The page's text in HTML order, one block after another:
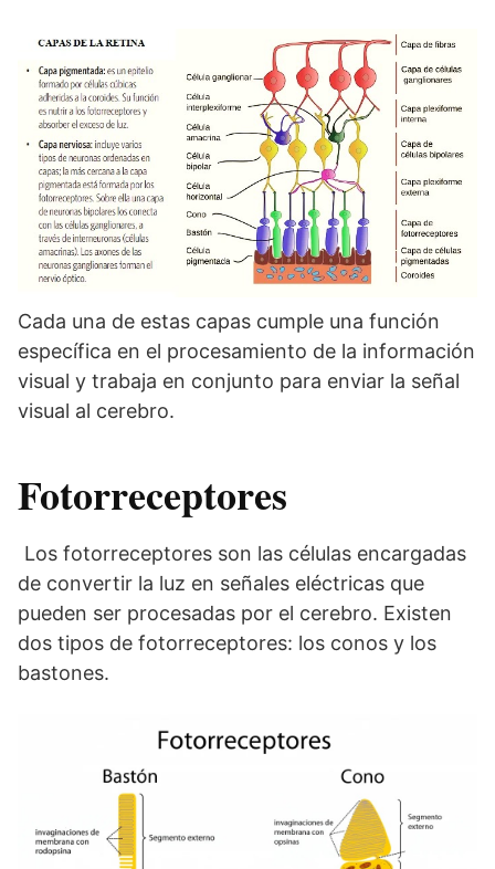
Cada una de estas capas cumple una función
específica en el procesamiento de la información
visual y trabaja en conjunto para enviar la señal
visual al cerebro.
Fotorreceptores
Los fotorreceptores son las células encargadas
de convertir la luz en señales eléctricas que
pueden ser procesadas por el cerebro. Existen
dos tipos de fotorreceptores: los conos y los
bastones.